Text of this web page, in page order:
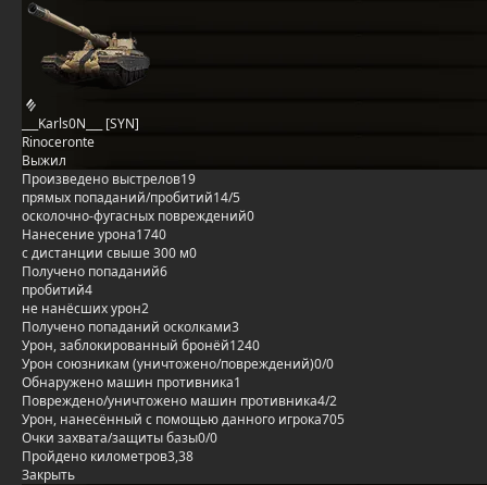
___Karls0N___ [SYN]
Rinoceronte
Выжил
Произведено выстрелов19
прямых попаданий/пробитий14/5
осколочно-фугасных повреждений0
Нанесение урона1740
с дистанции свыше 300 м0
Получено попаданий6
пробитий4
не нанёсших урон2
Получено попаданий осколками3
Урон, заблокированный бронёй1240
Урон союзникам (уничтожено/повреждений)0/0
Обнаружено машин противника1
Повреждено/уничтожено машин противника4/2
Урон, нанесённый с помощью данного игрока705
Очки захвата/защиты базы0/0
Пройдено километров3,38
Закрыть